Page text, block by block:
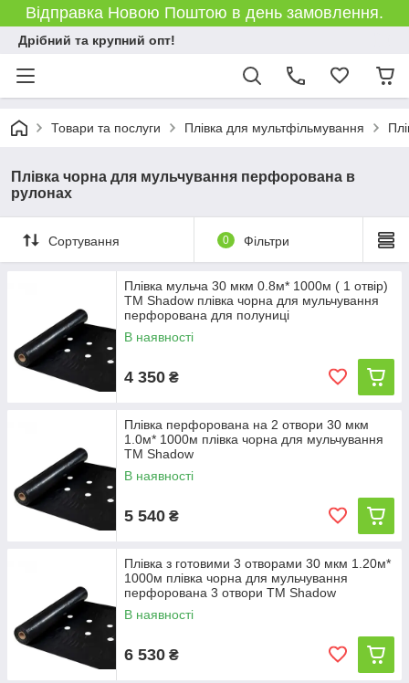
Відправка Новою Поштою в день замовлення.
Дрібний та крупний опт!
Товари та послуги Плівка для мультфільмування
Плівка чорна для мульчування перфорована в
рулонах
Сортування 0 Фільтри
Плівка мульча 30 мкм 0.8м* 1000м ( 1 отвір)
TM Shadow плівка чорна для мульчування
перфорована для полуниці
В наявності
4 350 ₴
Плівка перфорована на 2 отвори 30 мкм
1.0м* 1000м плівка чорна для мульчування
TM Shadow
В наявності
5 540 ₴
Плівка з готовими 3 отворами 30 мкм 1.20м*
1000м плівка чорна для мульчування
перфорована 3 отвори TM Shadow
В наявності
6 530 ₴